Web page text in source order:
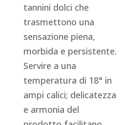
tannini dolci che
trasmettono una
sensazione piena,
morbida e persistente.
Servire a una
temperatura di 18° in
ampi calici; delicatezza
e armonia del